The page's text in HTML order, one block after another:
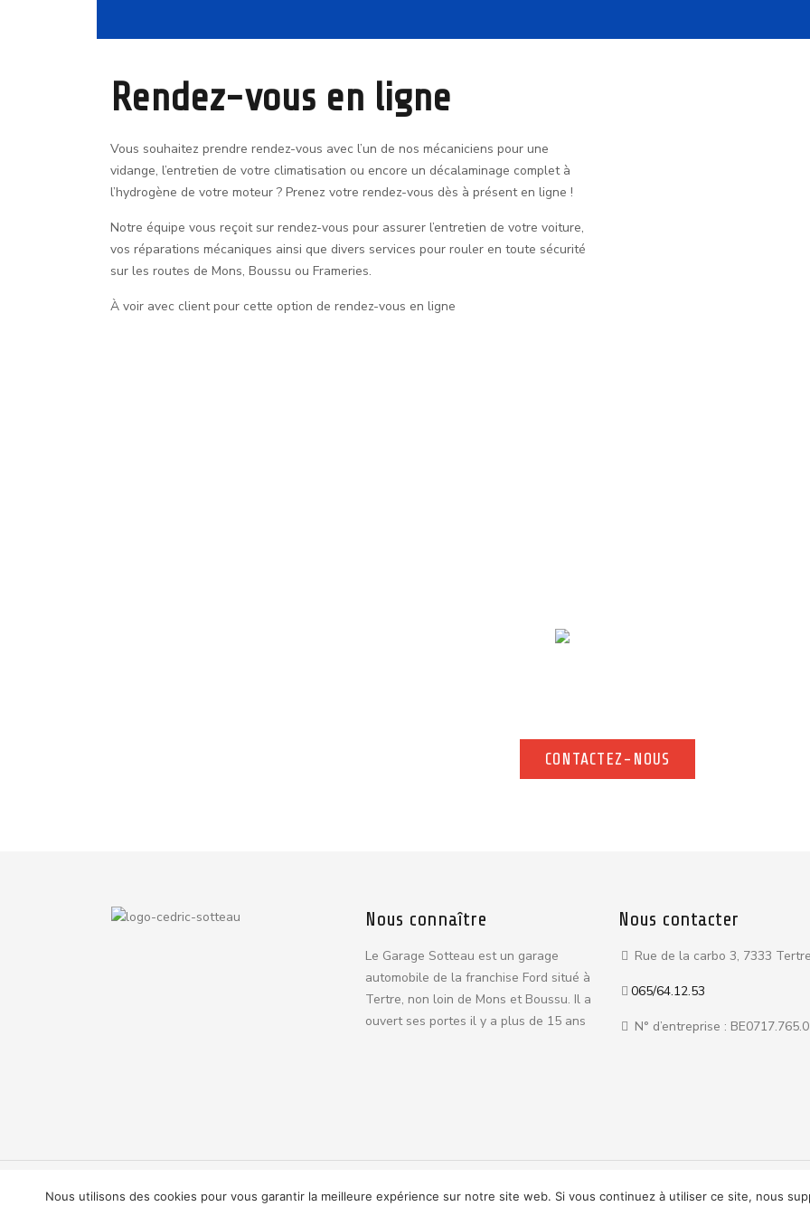
Rendez-vous en ligne
Vous souhaitez prendre rendez-vous avec l’un de nos mécaniciens pour une
vidange, l’entretien de votre climatisation ou encore un décalaminage complet à
l’hydrogène de votre moteur ? Prenez votre rendez-vous dès à présent en ligne !
Notre équipe vous reçoit sur rendez-vous pour assurer l’entretien de votre voiture,
vos réparations mécaniques ainsi que divers services pour rouler en toute sécurité
sur les routes de Mons, Boussu ou Frameries.
À voir avec client pour cette option de rendez-vous en ligne
CONTACTEZ-NOUS
CONTACTEZ-NOUS
Nous connaître
Le Garage Sotteau est un garage
automobile de la franchise Ford situé à
Tertre, non loin de Mons et Boussu. Il a
ouvert ses portes il y a plus de 15 ans
Nous contacter
Rue de la carbo 3, 7333
065/64.12.53
N° d’entreprise :
© 2024 Tous droits réservés. Powered by Webforce. Politique de confidentialité
Nous utilisons des cookies pour vous garantir la meilleure expérience sur notre site web. Si vous continuez à utiliser ce site, nous